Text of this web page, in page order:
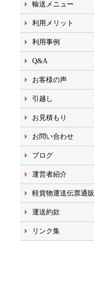
輸送メニュー
利用メリット
利用事例
Q&A
お客様の声
引越し
お見積もり
お問い合わせ
ブログ
運営者紹介
軽貨物運送伝票通販
運送約款
リンク集